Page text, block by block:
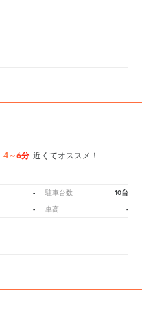
4～6分 近くてオススメ！
- 駐車台数 10台
- 車高 -